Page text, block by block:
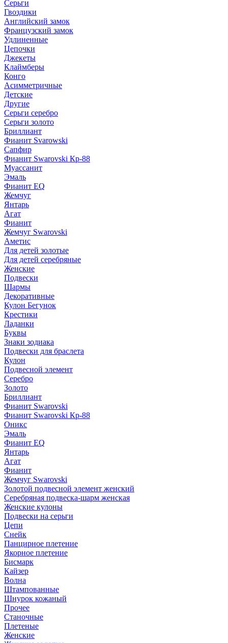
Серьги
Гвоздики
Английский замок
Французский замок
Удлиненные
Цепочки
Джекеты
Клаймберы
Конго
Асимметричные
Детские
Другие
Серьги серебро
Серьги золото
Бриллиант
Фианит Svarowski
Сапфир
Фианит Swarovski Кр-88
Муассанит
Эмаль
Фианит EQ
Жемчуг
Янтарь
Агат
Фианит
Жемчуг Swarovski
Аметис
Для детей золотые
Для детей серебряные
Женские
Подвески
Шармы
Декоративные
Кулон Бегунок
Крестики
Ладанки
Буквы
Знаки зодиака
Подвески для браслета
Кулон
Подвесной элемент
Серебро
Золото
Бриллиант
Фианит Swarovski
Фианит Swarovski Кр-88
Оникс
Эмаль
Фианит EQ
Янтарь
Агат
Фианит
Жемчуг Swarovski
Золотой подвесной элемент женcкий
Серебряная подвеска-шарм женская
Женские кулоны
Подвески на серьги
Цепи
Снейк
Панцирное плетение
Якорное плетение
Бисмарк
Кайзер
Волна
Штампованные
Шнурок кожаный
Прочее
Станочные
Плетеные
Женские